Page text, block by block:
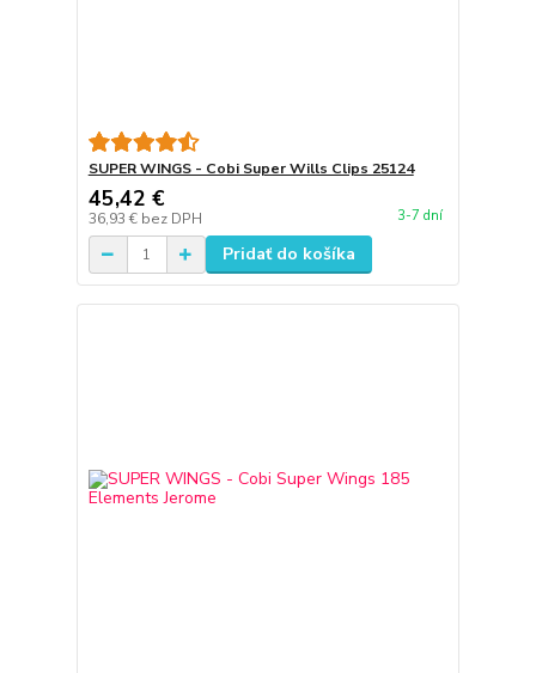
SUPER WINGS - Cobi Super Wills Clips 25124
45,42 €
36,93 € bez DPH 3-7 dní
Pridať do košíka